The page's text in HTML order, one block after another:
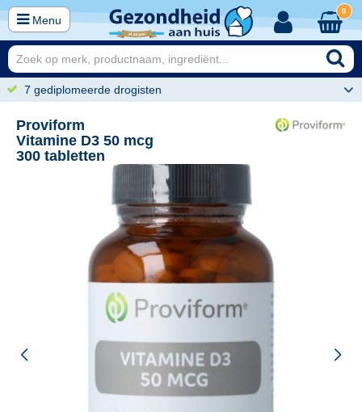
Menu
0
7 gediplomeerde drogisten
Proviform
Vitamine D3 50 mcg
300 tabletten